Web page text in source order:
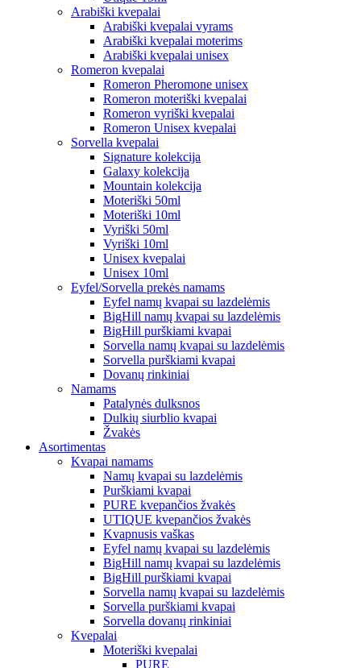
Arabiški kvepalai
Arabiški kvepalai vyrams
Arabiški kvepalai moterims
Arabiški kvepalai unisex
Romeron kvepalai
Romeron Pheromone unisex
Romeron moteriški kvepalai
Romeron vyriški kvepalai
Romeron Unisex kvepalai
Sorvella kvepalai
Signature kolekcija
Galaxy kolekcija
Mountain kolekcija
Moteriški 50ml
Moteriški 10ml
Vyriški 50ml
Vyriški 10ml
Unisex kvepalai
Unisex 10ml
Eyfel/Sorvella prekės namams
Eyfel namų kvapai su lazdelėmis
BigHill namų kvapai su lazdelėmis
BigHill purškiami kvapai
Sorvella namų kvapai su lazdelėmis
Sorvella purškiami kvapai
Dovanų rinkiniai
Namams
Patalynės dulksnos
Dulkių siurblio kvapai
Žvakės
Asortimentas
Kvapai namams
Namų kvapai su lazdelėmis
Purškiami kvapai
PURE kvepančios žvakės
UTIQUE kvepančios žvakės
Kvapnusis vaškas
Eyfel namų kvapai su lazdelėmis
BigHill namų kvapai su lazdelėmis
BigHill purškiami kvapai
Sorvella namų kvapai su lazdelėmis
Sorvella purškiami kvapai
Sorvella dovanų rinkiniai
Kvepalai
Moteriški kvepalai
PURE